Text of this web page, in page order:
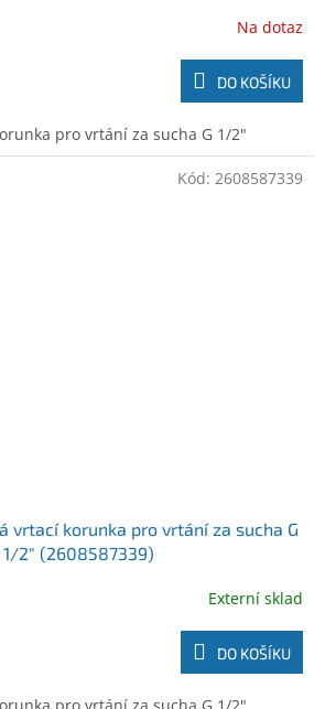
Na dotaz
DO KOŠÍKU
pro vrtání za sucha G 1/2"
vrtací korunka pro vrtání za sucha G
1/2" (2608587339)
Externí sklad
DO KOŠÍKU
pro vrtání za sucha G 1/2"
Kód: 2608587339